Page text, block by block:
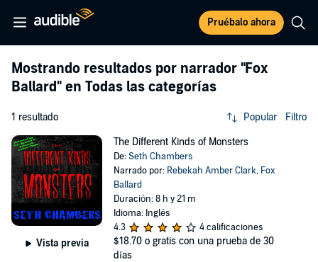
Pruébalo ahora
Mostrando resultados por narrador "Fox
Ballard" en Todas las categorías
1 resultado Popular Filtro
Vista previa
The Different Kinds of Monsters
De:Seth Chambers
Narrado por: Rebekah Amber Clark, Fox
Ballard
Duración: 8 h y 21 m
Idioma: Inglés
4.3
4 calificaciones
$18.70 o gratis con una prueba de 30
días